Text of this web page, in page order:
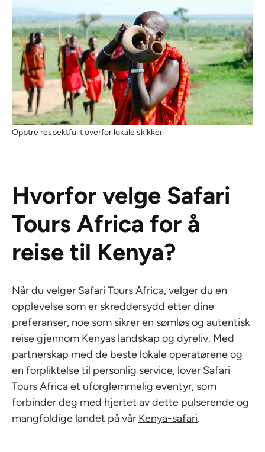
Opptre respektfullt overfor lokale skikker
Hvorfor velge Safari
Tours Africa for å
reise til Kenya?
Når du velger Safari Tours Africa, velger du en
opplevelse som er skreddersydd etter dine
preferanser, noe som sikrer en sømløs og autentisk
reise gjennom Kenyas landskap og dyreliv. Med
partnerskap med de beste lokale operatørene og
en forpliktelse til personlig service, lover Safari
Tours Africa et uforglemmelig eventyr, som
forbinder deg med hjertet av dette pulserende og
mangfoldige landet på vår Kenya-safari.